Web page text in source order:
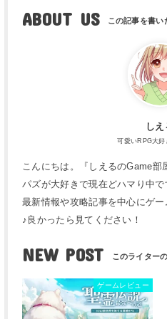
ABOUT US
しえ
可愛いRPG大好
こんにちは。『しえるのGame部
パズが大好きで現在どハマり中
最新情報や攻略記事を中心にゲ
♪良かったら見てください！
NEW POST
ゲームレビュー